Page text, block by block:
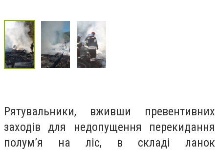
Рятувальники, вживши превентивних
заходів для недопущення перекидання
полум’я на ліс, в складі ланок